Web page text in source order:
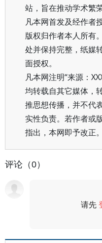
站，旨在推动学术繁
凡本网首发及经作者
版权归作者本人所有
处并保持完整，纸媒
面授权。
凡本网注明“来源：
均转载自其它媒体，
推思想传播，并不代
实性负责。若作者或
指出，本网即予改正。
评论（0）
请先